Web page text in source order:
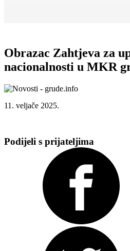
Obrazac Zahtjeva za
nacionalnosti u MKR
11. veljače 2025.
Podijeli s prijateljima